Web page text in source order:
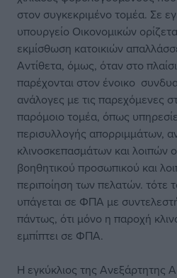
στον συγκεκριμένο τομέα. Σε
υπουργείο Οικονομικών
εκμίσθωση κατοικιών
Αντίθετα, όμως, όταν στο
παρέχονται στον ένοικο
ανάλογες με τις παρεχόμενες
παρόμοιο τομέα, όπως
περισυλλογής απορριμμάτων,
κλινοσκεπασμάτων και λοιπών
βοηθητικού προσωπικού και
περιποίηση των πελατών. τότε
υπάγεται σε ΦΠΑ με συντελεστή
πάντως, ότι μόνο η παροχή
εμπίπτει σε ΦΠΑ.
Η εγκύκλιος της